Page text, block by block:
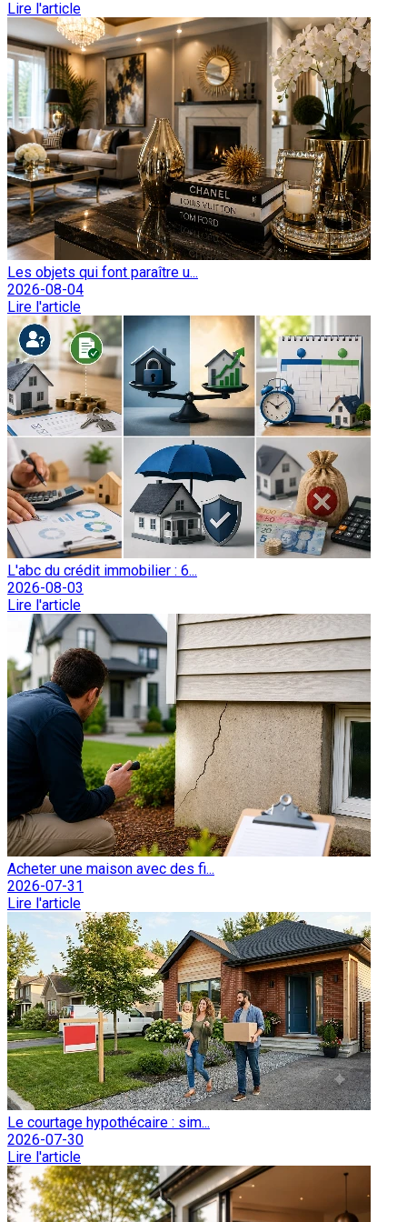
Lire l'article
Les objets qui font paraître u...
2026-08-04
Lire l'article
L'abc du crédit immobilier : 6...
2026-08-03
Lire l'article
Acheter une maison avec des fi...
2026-07-31
Lire l'article
Le courtage hypothécaire : sim...
2026-07-30
Lire l'article